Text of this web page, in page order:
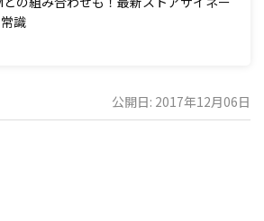
識
公開日: 2017年12月06日